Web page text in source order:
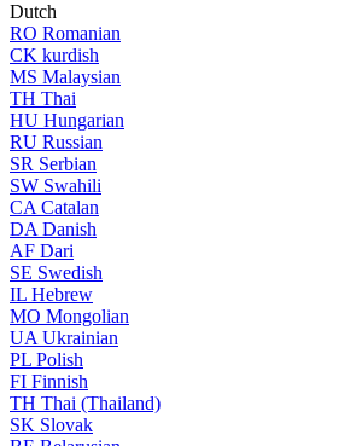
Dutch
RO Romanian
CK kurdish
MS Malaysian
TH Thai
HU Hungarian
RU Russian
SR Serbian
SW Swahili
CA Catalan
DA Danish
AF Dari
SE Swedish
IL Hebrew
MO Mongolian
UA Ukrainian
PL Polish
FI Finnish
TH Thai (Thailand)
SK Slovak